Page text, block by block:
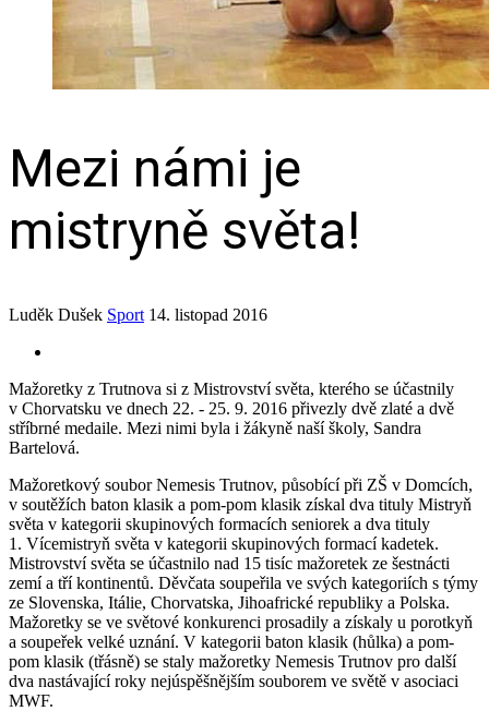
Mezi námi je
mistryně světa!
Luděk Dušek Sport 14. listopad 2016
Mažoretky z Trutnova si z Mistrovství světa, kterého se účastnily
v Chorvatsku ve dnech 22. - 25. 9. 2016 přivezly dvě zlaté a dvě
stříbrné medaile. Mezi nimi byla i žákyně naší školy, Sandra
Bartelová.
Mažoretkový soubor Nemesis Trutnov, působící při ZŠ v Domcích,
v soutěžích baton klasik a pom-pom klasik získal dva tituly Mistryň
světa v kategorii skupinových formacích seniorek a dva tituly
1. Vícemistryň světa v kategorii skupinových formací kadetek.
Mistrovství světa se účastnilo nad 15 tisíc mažoretek ze šestnácti
zemí a tří kontinentů. Děvčata soupeřila ve svých kategoriích s týmy
ze Slovenska, Itálie, Chorvatska, Jihoafrické republiky a Polska.
Mažoretky se ve světové konkurenci prosadily a získaly u porotkyň
a soupeřek velké uznání. V kategorii baton klasik (hůlka) a pom-
pom klasik (třásně) se staly mažoretky Nemesis Trutnov pro další
dva nastávající roky nejúspěšnějším souborem ve světě v asociaci
MWF.